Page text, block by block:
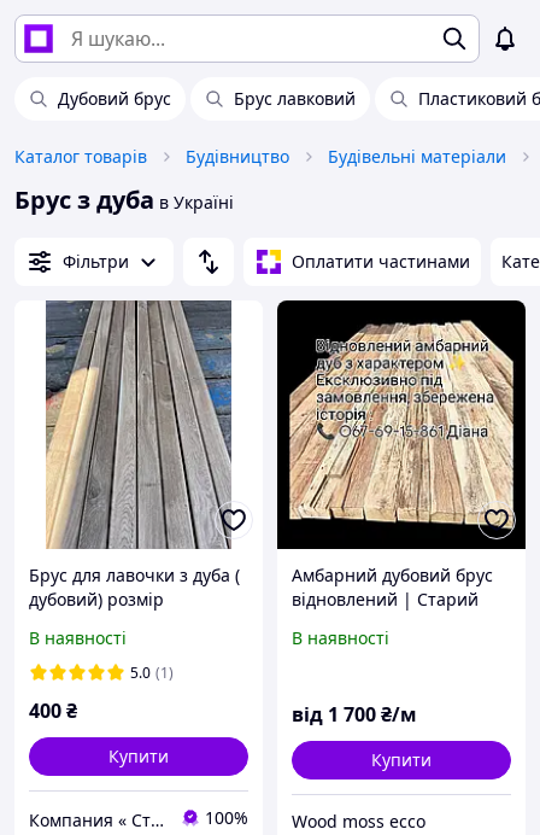
Дубовий брус Брус лавковий Пластиковий
Каталог товарів Будівництво Будівельні матеріали
Брус з дуба в Україні
Фільтри Оплатити частинами
Брус для лавочки з дуба (
дубовий) розмір
В наявності
5.0 (1)
400₴
Купити
Компания « Строй Мастер » 100%
Амбарний дубовий брус
відновлений | Старий
натурального дуба |
В наявності
від 1 700₴/м
Купити
Wood moss ecco